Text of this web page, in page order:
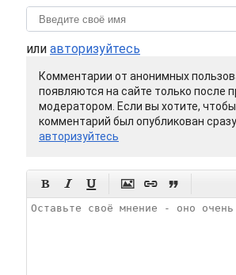
или авторизуйтесь
Комментарии от анонимных
появляются на сайте только после
модератором. Если вы хотите,
комментарий был опубликован
авторизуйтесь
     